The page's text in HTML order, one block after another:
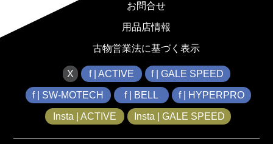
お問合せ
用品店情報
古物営業法に基づく表示
X f | ACTIVE f | GALE SPEED
f | SW-MOTECH f | BELL f | HYPERPRO
Insta | ACTIVE Insta | GALE SPEED